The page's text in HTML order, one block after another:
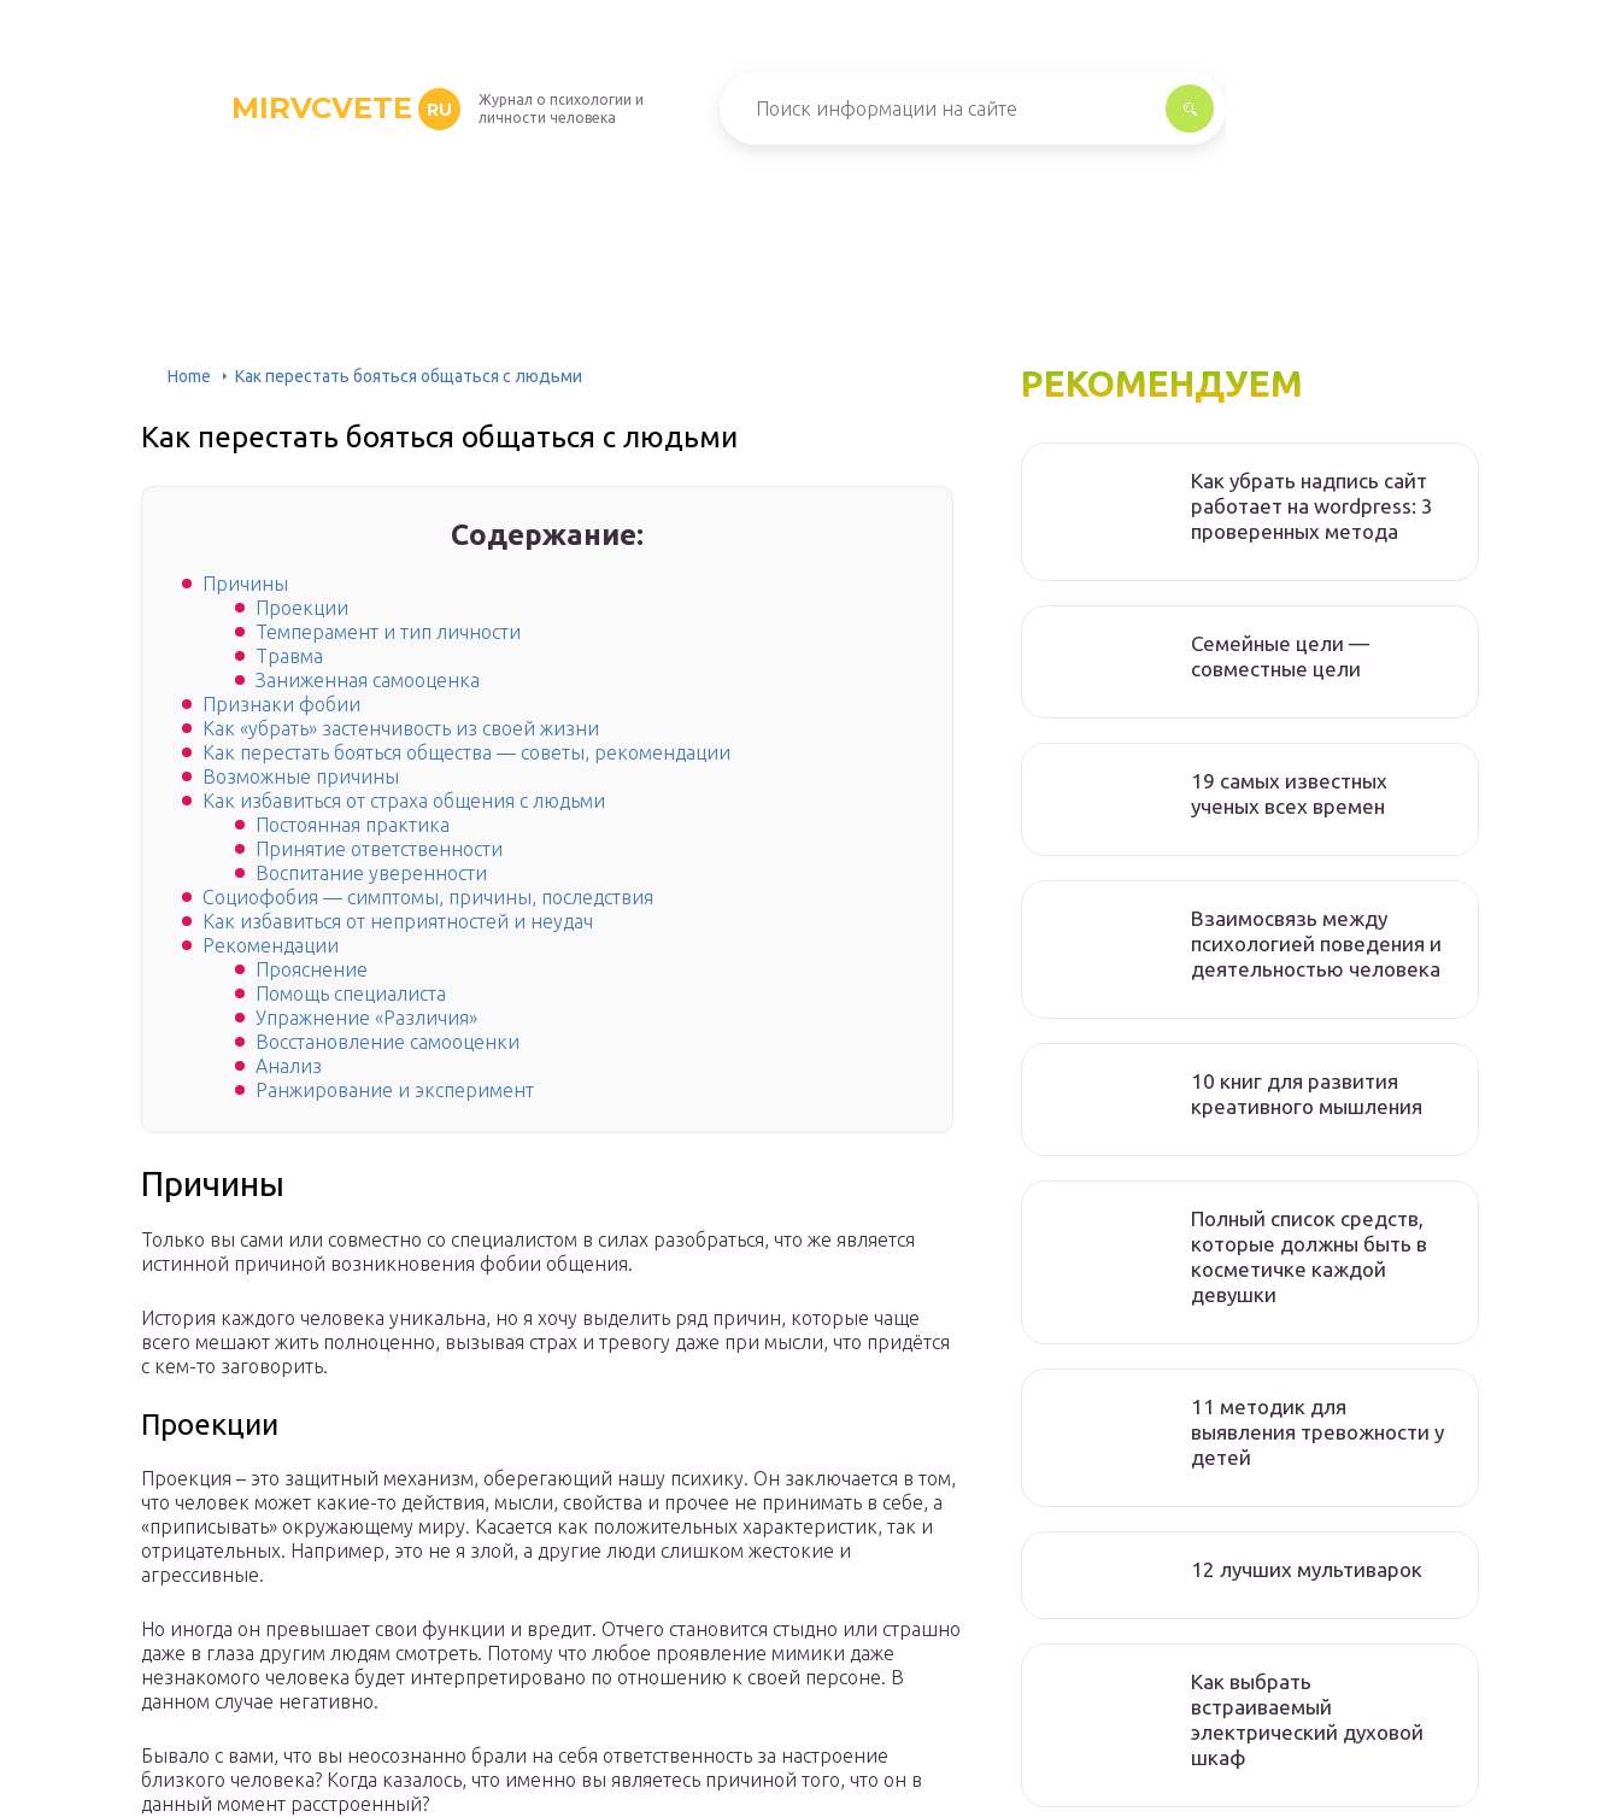
MIRVCVETE RU
Журнал о психологии и
личности человека
Home Как перестать бояться общаться с людьми
Как перестать бояться общаться с людьми
Содержание:
Причины
Проекции
Темперамент и тип личности
Травма
Заниженная самооценка
Признаки фобии
Как «убрать» застенчивость из своей жизни
Как перестать бояться общества — советы, рекомендации
Возможные причины
Как избавиться от страха общения с людьми
Постоянная практика
Принятие ответственности
Воспитание уверенности
Социофобия — симптомы, причины, последствия
Как избавиться от неприятностей и неудач
Рекомендации
Прояснение
Помощь специалиста
Упражнение «Различия»
Восстановление самооценки
Анализ
Ранжирование и эксперимент
Причины
Только вы сами или совместно со специалистом в силах разобраться, что же является
истинной причиной возникновения фобии общения.
История каждого человека уникальна, но я хочу выделить ряд причин, которые чаще
всего мешают жить полноценно, вызывая страх и тревогу даже при мысли, что придётся
с кем-то заговорить.
Проекции
Проекция – это защитный механизм, оберегающий нашу психику. Он заключается в том,
что человек может какие-то действия, мысли, свойства и прочее не принимать в себе, а
«приписывать» окружающему миру. Касается как положительных характеристик, так и
отрицательных. Например, это не я злой, а другие люди слишком жестокие и
агрессивные.
Но иногда он превышает свои функции и вредит. Отчего становится стыдно или страшно
даже в глаза другим людям смотреть. Потому что любое проявление мимики даже
незнакомого человека будет интерпретировано по отношению к своей персоне. В
данном случае негативно.
Бывало с вами, что вы неосознанно брали на себя ответственность за настроение
близкого человека? Когда казалось, что именно вы являетесь причиной того, что он в
данный момент расстроенный?
РЕКОМЕНДУЕМ
Как убрать надпись сайт
работает на wordpress: 3
проверенных метода
Семейные цели —
совместные цели
19 самых известных
ученых всех времен
Взаимосвязь между
психологией поведения и
деятельностью человека
10 книг для развития
креативного мышления
Полный список средств,
которые должны быть в
косметичке каждой
девушки
11 методик для
выявления тревожности у
детей
12 лучших мультиварок
Как выбрать
встраиваемый
электрический духовой
шкаф